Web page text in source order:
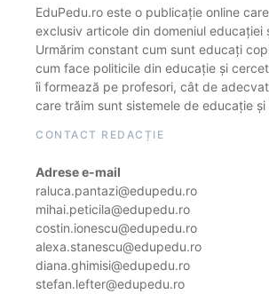
EduPedu.ro este o publicație online
exclusiv articole din domeniul educației
Urmărim constant cum sunt educați
cum face politicile din educație și
îi formează pe profesori, cât de
care trăim sunt sistemele de educație
CONTACT REDACȚIE
Adrese e-mail
raluca.pantazi@edupedu.ro
mihai.peticila@edupedu.ro
costin.ionescu@edupedu.ro
alexa.stanescu@edupedu.ro
diana.ghimisi@edupedu.ro
stefan.lefter@edupedu.ro